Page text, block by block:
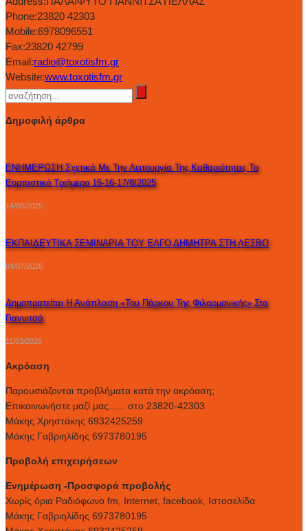
Phone:23820 42303
Mobile:6978096551
Fax:23820 42799
Email:radio@toxotisfm.gr
Website:www.toxotisfm.gr
Δημοφιλή άρθρα
ΕΝΗΜΕΡΩΣΗ Σχετικά Με Την Λειτουργία Της Καθαριότητας Το
Εορταστικό Τριήμερο 15-16-17/8/2025
14/08/2025
ΕΚΠΑΙΔΕΥΤΙΚΑ ΣΕΜΙΝΑΡΙΑ ΤΟΥ ΕΛΓΟ ΔΗΜΗΤΡΑ ΣΤΗ ΛΕΣΒΟ
04/07/2026
Δημοπρατείται Η Ανάπλαση «του Πάρκου Της Φιλαρμονικής» Στα
Γιαννιτσά
11/03/2026
Ακρόαση
Παρουσιάζονται προβλήματα κατά την ακρόαση;
Επικοινωνήστε μαζί μας...... στο 23820-42303
Μάκης Χρηστάκης 6932425259
Μάκης Γαβριηλίδης 6973780195
Προβολή επιχειρήσεων
Ενημέρωση -Προσφορά προβολής
Xωρίς όρια Ραδιόφωνο fm, Internet, facebook, Ιστοσελίδα
Μάκης Γαβριηλίδης 6973780195